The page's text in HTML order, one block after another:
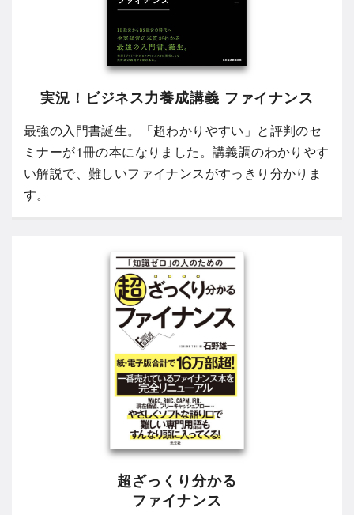
実況！ビジネス力養成講義 ファイナンス
最強の入門書誕生。「超わかりやすい」と評判のセ
ミナーが1冊の本になりました。講義調のわかりやす
い解説で、難しいファイナンスがすっきり分かりま
す。
超ざっくり分かる
ファイナンス